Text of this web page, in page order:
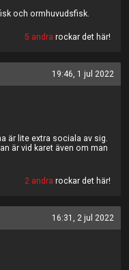
och ormhuvudsfisk.
5 andra rockar det här!
19:46, 1 jul 2022
är lite extra sociala av sig.
är vid karet även om man
2 andra rockar det här!
16:31, 2 jul 2022